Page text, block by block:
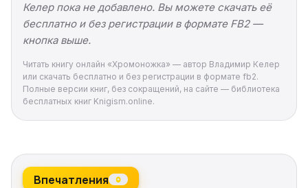
Келер пока не добавлено. Вы можете скачать её
бесплатно и без регистрации в формате FB2 —
кнопка выше.
Читать книгу онлайн «Хромоножка» — автор Владимир Келер
или скачать бесплатно и без регистрации в формате fb2.
Полные версии книг, без сокращений, на сайте — библиотека
бесплатных книг Knigism.online.
Впечатления 0